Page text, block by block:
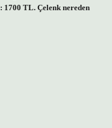
1700 TL. Çelenk nereden